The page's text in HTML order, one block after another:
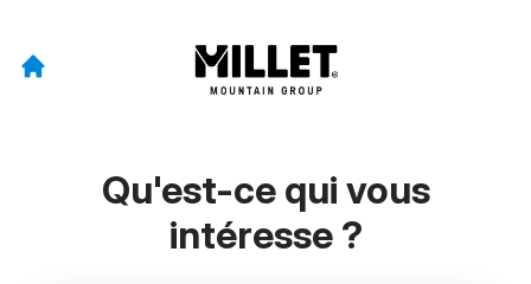
Qu'est-ce qui vous
intéresse ?